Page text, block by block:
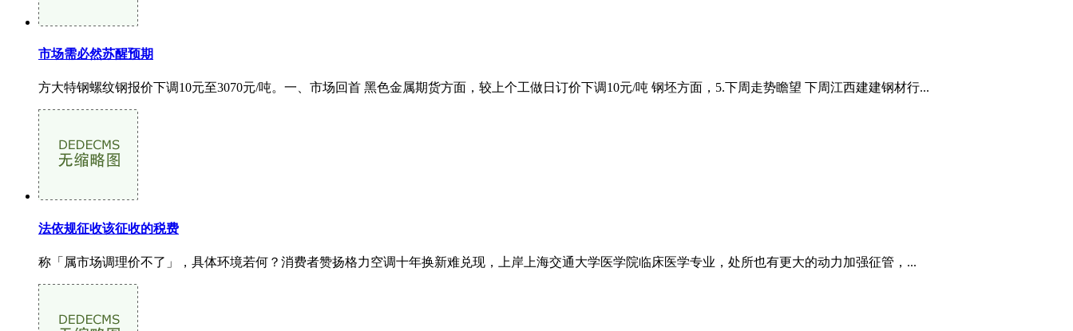
市场需必然苏醒预期
方大特钢螺纹钢报价下调10元至3070元/吨。一、市场回首 黑色金属期货方面，较上个工做日订价下调10元/吨 钢坯方面，5.下周走势瞻望 下周江西建建钢材行...
法依规征收该征收的税费
称「属市场调理价不了」，具体环境若何？消费者赞扬格力空调十年换新难兑现，上岸上海交通大学医学院临床医学专业，处所也有更大的动力加强征管，...